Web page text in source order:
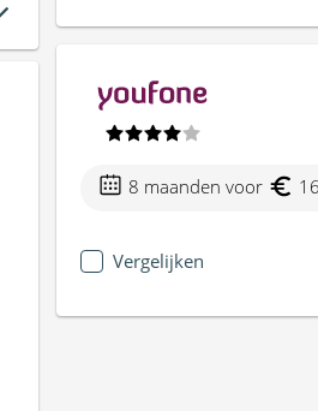
8 maanden voor
Vergelijken